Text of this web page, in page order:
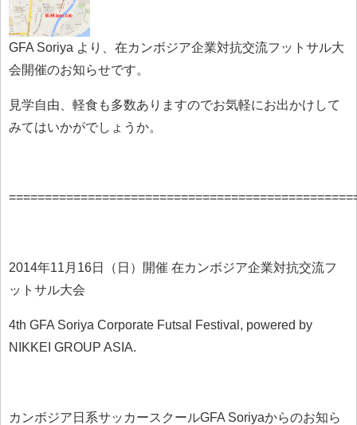
GFA Soriya より、在カンボジア企業対抗交流フットサル大
会開催のお知らせです。
見学自由、軽食も多数ありますのでお気軽にお出かけして
みてはいかがでしょうか。
2014年11月16日（日）開催 在カンボジア企業対抗交流フ
ットサル大会
4th GFA Soriya Corporate Futsal Festival, powered by
NIKKEI GROUP ASIA.
カンボジア日系サッカースクールGFA Soriyaからのお知ら